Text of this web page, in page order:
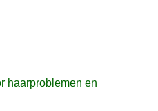
haarproblemen en